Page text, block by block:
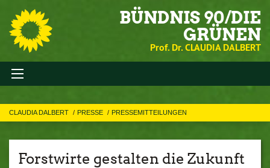
BÜNDNIS 90/DIE
GRÜNEN
Prof. Dr. CLAUDIA DALBERT
CLAUDIA DALBERT PRESSE PRESSEMITTEILUNGEN
Forstwirte gestalten die Zukunft